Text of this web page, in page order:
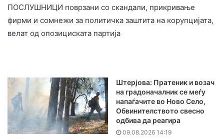
ПОСЛУШНИЦИ поврзани со скандали, прикривање
фирми и сомнежи за политичка заштита на корупцијата,
велат од опозициската партија
Штерјова: Пратеник и возач
на градоначалник се меѓу
напаѓачите во Ново Село,
Обвинителството свесно
одбива да реагира
09.08.2026 14:19